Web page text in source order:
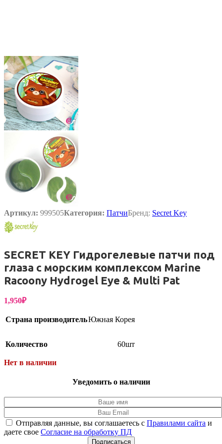
Артикул: 999505Категория: ПатчиБренд: Secret Key
SECRET KEY Гидрогелевые патчи под
глаза с морским комплексом Marine
Racoony Hydrogel Eye & Multi Pat
1,950₽
Страна производительЮжная Корея
Количество 60шт
Нет в наличии
Уведомить о наличии
Отправляя данные, вы соглашаетесь с Правилами сайта и
даете свое Согласие на обработку ПД
Подписаться